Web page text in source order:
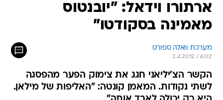
ארתורו וידאל: "יובנטוס
מאמינה בסקודטו"
מערכת וואלה ספורט
2.4.2012 / 6:02
הקשר הצ'יליאני חגג את צימוק הפער מהפסגה
לשתי נקודות. המאמן קונטה: "האליפות של מילאן.